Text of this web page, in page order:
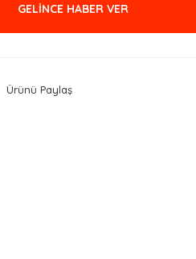
GELİNCE HABER VER
Ürünü Paylaş